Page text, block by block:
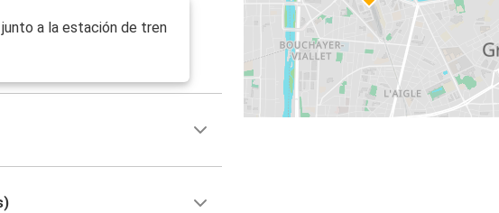
a la estación de tren